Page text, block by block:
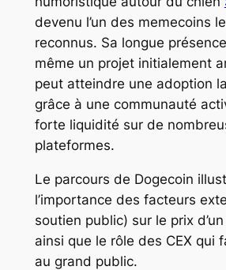
devenu l’un des memecoins
reconnus. Sa longue
même un projet initialement
peut atteindre une adoption
grâce à une communauté
forte liquidité sur de
plateformes.
Le parcours de Dogecoin
l’importance des facteurs
soutien public) sur le prix
ainsi que le rôle des CEX qui
au grand public.